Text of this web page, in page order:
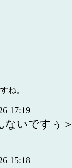
ね。
17:19
ないですぅ
15:18